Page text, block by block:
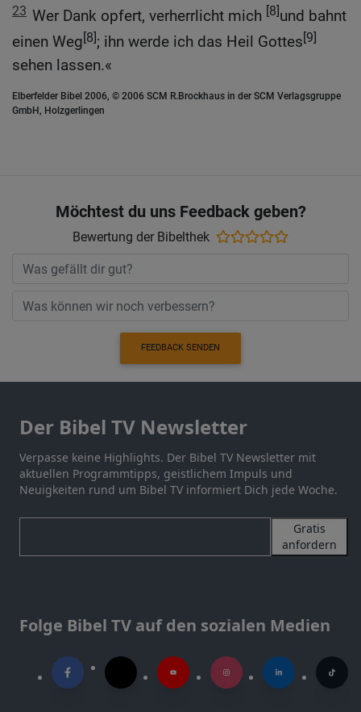
23 Wer Dank opfert, verherrlicht mich [8]und bahnt
einen Weg[8]; ihn werde ich das Heil Gottes[9]
sehen lassen.«
Elberfelder Bibel 2006, © 2006 SCM R.Brockhaus in der SCM Verlagsgruppe
GmbH, Holzgerlingen
Möchtest du uns Feedback geben?
Bewertung der Bibelthek
FEEDBACK SENDEN
Der Bibel TV Newsletter
Verpasse keine Highlights. Der Bibel TV Newsletter mit
aktuellen Programmtipps, geistlichem Impuls und
Neuigkeiten rund um Bibel TV informiert Dich jede Woche.
Gratis
anfordern
Folge Bibel TV auf den sozialen Medien